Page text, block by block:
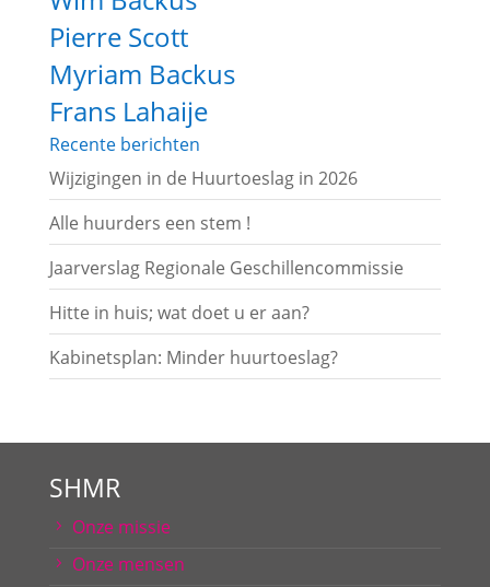
Pierre Scott
Myriam Backus
Frans Lahaije
Recente berichten
Wijzigingen in de Huurtoeslag in 2026
Alle huurders een stem !
Jaarverslag Regionale Geschillencommissie
Hitte in huis; wat doet u er aan?
Kabinetsplan: Minder huurtoeslag?
SHMR
Onze missie
Onze mensen